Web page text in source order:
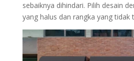
sebaiknya dihindari. Pilih desain
yang halus dan rangka yang tidak